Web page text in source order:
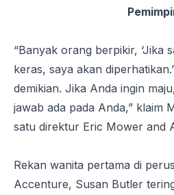
“Banyak orang berpikir, ‘Jika
keras, saya akan
demikian. Jika Anda ingin
jawab ada pada Anda,” klaim
satu direktur Eric Mower and
Rekan wanita pertama di
Accenture, Susan Butler